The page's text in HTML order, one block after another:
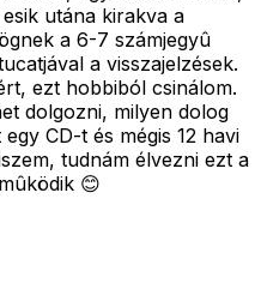
utána kirakva a
a 6-7 számjegyû
a visszajelzések.
ezt hobbiból csinálom.
dolgozni, milyen dolog
CD-t és mégis 12 havi
tudnám élvezni ezt a
😊